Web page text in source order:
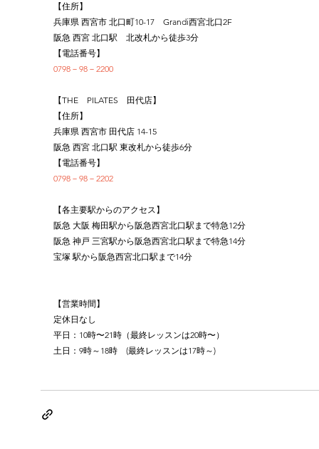
【住所】
兵庫県 西宮市 北口町10-17　Grandi西宮北口2F
阪急 西宮 北口駅　北改札から徒歩3分
【電話番号】
0798－98－2200
【THE　PILATES　田代店】
【住所】
兵庫県 西宮市 田代店 14-15
阪急 西宮 北口駅 東改札から徒歩6分
【電話番号】
0798－98－2202
【各主要駅からのアクセス】
阪急 大阪 梅田駅から阪急西宮北口駅まで特急12分
阪急 神戸 三宮駅から阪急西宮北口駅まで特急14分
宝塚 駅から阪急西宮北口駅まで14分
【営業時間】
定休日なし
平日：10時〜21時（最終レッスンは20時〜）
土日：9時～18時　(最終レッスンは17時～)